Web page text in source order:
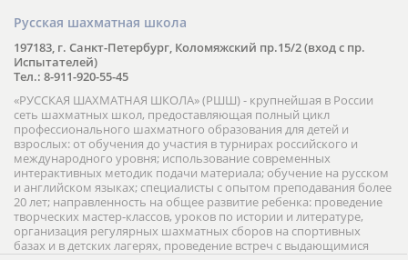
Русская шахматная школа
197183, г. Санкт-Петербург, Коломяжский пр.15/2 (вход с пр.
Испытателей)
Тел.: 8-911-920-55-45
«РУССКАЯ ШАХМАТНАЯ ШКОЛА» (РШШ) - крупнейшая в России
сеть шахматных школ, предоставляющая полный цикл
профессионального шахматного образования для детей и
взрослых: от обучения до участия в турнирах российского и
международного уровня; использование современных
интерактивных методик подачи материала; обучение на русском
и английском языках; специалисты с опытом преподавания более
20 лет; направленность на общее развитие ребенка: проведение
творческих мастер-классов, уроков по истории и литературе,
организация регулярных шахматных сборов на спортивных
базах и в детских лагерях, проведение встреч с выдающимися